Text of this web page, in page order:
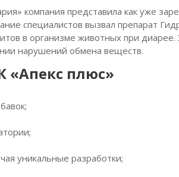
компания представила как уже
специалистов вызвал препарат
в организме животных при диарее.
нарушений обмена веществ.
«Апекс плюс»
уникальные разработки;